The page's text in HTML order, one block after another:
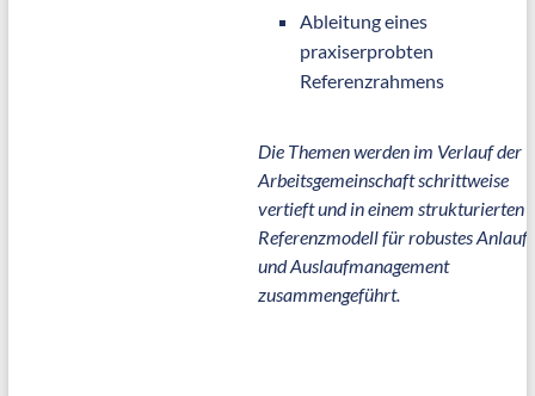
Ableitung eines
praxiserprobten
Referenzrahmens
Die Themen werden im Verlauf der
Arbeitsgemeinschaft schrittweise
vertieft und in einem strukturierten
Referenzmodell für robustes Anlauf-
und Auslaufmanagement
zusammengeführt.